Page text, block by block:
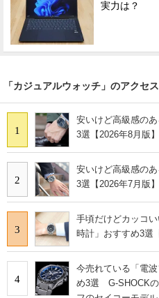
実力は？
「カジュアルウォッチ」のアクセ
1
安いけど高級感の
3選【2026年8月版】
2
安いけど高級感の
3選【2026年7月版】
3
手頃だけどカッコ
時計」おすすめ3選
4
今売れている「電
め3選 G-SHOCKの